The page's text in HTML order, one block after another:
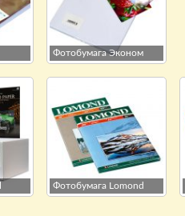
Фотобумага Эконом
Фотобумага Lomond